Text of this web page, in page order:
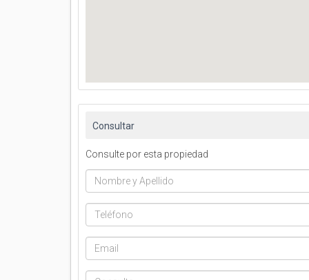
Consultar
Consulte por esta propiedad